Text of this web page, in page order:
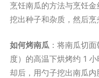
烹饪南瓜的方法与烹饪金
挖出种子和杂质，然后烹
如何烤南瓜 ：将南瓜切
度）的高温下烘烤约 1
却后，用勺子挖出南瓜内